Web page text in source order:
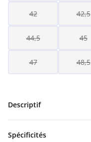
42 42,5
44,5 45
47 48,5
Descriptif
Spécificités